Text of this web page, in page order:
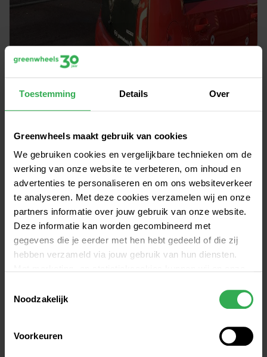
Toestemming Details Over
Greenwheels maakt gebruik van cookies
We gebruiken cookies en vergelijkbare technieken om de
werking van onze website te verbeteren, om inhoud en
advertenties te personaliseren en om ons websiteverkeer
te analyseren. Met deze cookies verzamelen wij en onze
partners informatie over jouw gebruik van onze website.
Deze informatie kan worden gecombineerd met
gegevens die je eerder met hen hebt gedeeld of die zij
hebben verzameld via jouw gebruik van hun diensten.
onze website aan de hand van unieke identificatoren,
zoals je IP-adres. Hiermee stellen we een profiel op om
advertenties beter af te stemmen op jouw voorkeuren.
Noodzakelijk
Voorkeuren
Verduurzaming betekent innovatie
Op de Dag van de Duurzaamheid in oktober 2019
gaf wethouder Marieke van Doorninck (Groenlinks)
in Amsterdam het startsignaal voor de Cargo Bike.
achteruitgang, maar het betekent vaak juist ook
innovatie en daardoor vooruitgang. Nog steeds
geeft dat volgens ons het concept van Greenest
Carwash perfect weer.